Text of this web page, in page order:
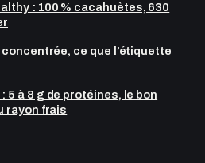
: 100 % cacahuètes, 630
ce que l’étiquette
5 à 8 g de protéines, le bon
rayon frais